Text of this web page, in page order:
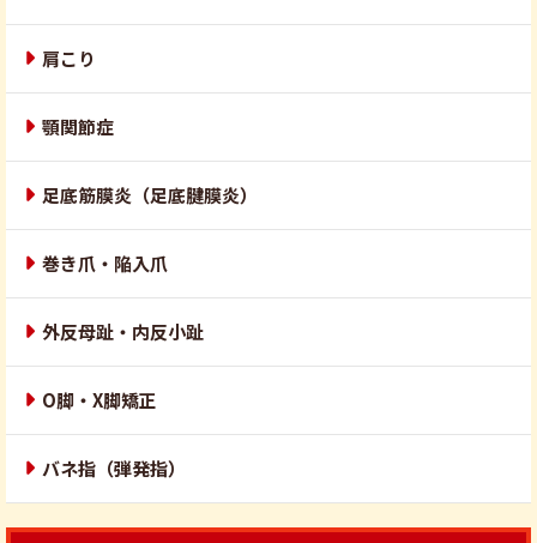
肩こり
顎関節症
足底筋膜炎（足底腱膜炎）
巻き爪・陥入爪
外反母趾・内反小趾
O脚・X脚矯正
バネ指（弾発指）